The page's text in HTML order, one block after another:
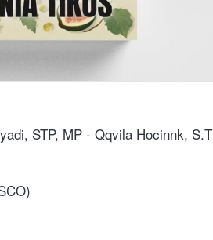
STP, MP - Qqvila Hocinnk, S.T